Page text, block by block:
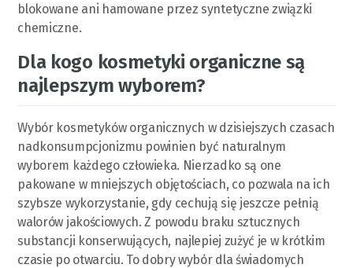
blokowane ani hamowane przez syntetyczne związki
chemiczne.
Dla kogo kosmetyki organiczne są
najlepszym wyborem?
Wybór kosmetyków organicznych w dzisiejszych czasach
nadkonsumpcjonizmu powinien być naturalnym
wyborem każdego człowieka. Nierzadko są one
pakowane w mniejszych objętościach, co pozwala na ich
szybsze wykorzystanie, gdy cechują się jeszcze pełnią
walorów jakościowych. Z powodu braku sztucznych
substancji konserwujących, najlepiej zużyć je w krótkim
czasie po otwarciu. To dobry wybór dla świadomych